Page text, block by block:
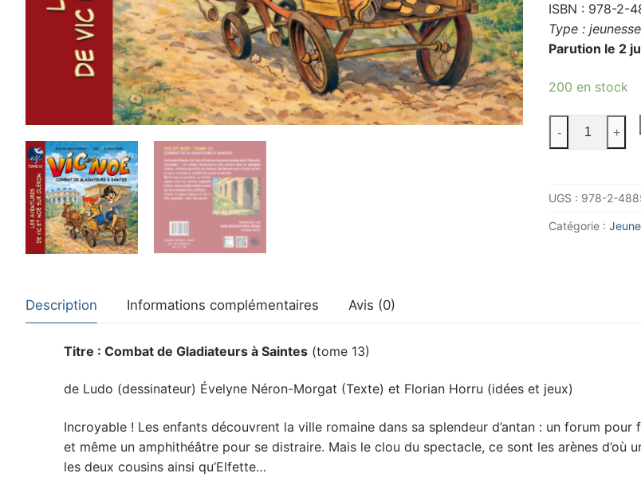
ISBN : 978-2-
Type :
Parution le 2
200 en stock
quantité
de
Noé
tome
- +
UGS : 978-2-
Catégorie :
Description Informations complémentaires Avis (0)
Titre : Combat de Gladiateurs à Saintes (tome 13)
de Ludo (dessinateur) Évelyne Néron-Morgat (Texte) et Florian Horru (idées et jeux)
Incroyable ! Les enfants découvrent la ville romaine dans sa splendeur d’antan : un forum
et même un amphithéâtre pour se distraire. Mais le clou du spectacle, ce sont les arènes d’où
les deux cousins ainsi qu’Elfette…